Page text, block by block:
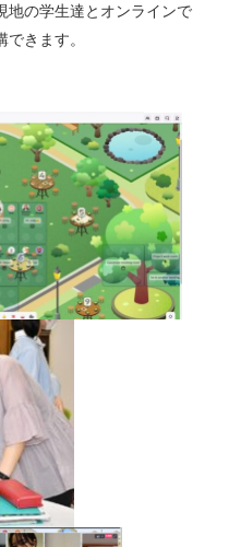
地の学生達とオンラインで
きます。